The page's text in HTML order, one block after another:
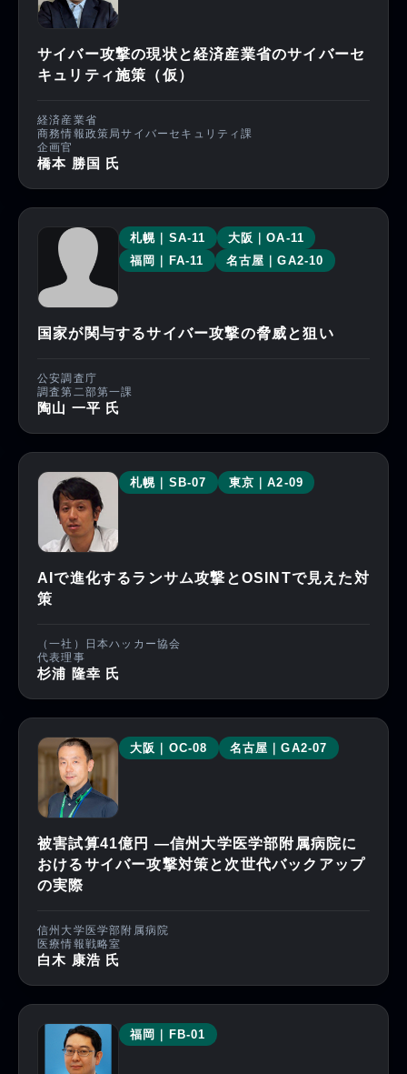
サイバー攻撃の現状と経済産業省のサイバーセ
キュリティ施策（仮）
経済産業省
商務情報政策局サイバーセキュリティ課
企画官
橋本 勝国 氏
札幌｜SA-11
大阪｜OA-11
福岡｜FA-11
名古屋｜GA2-10
国家が関与するサイバー攻撃の脅威と狙い
公安調査庁
調査第二部第一課
陶山 一平 氏
札幌｜SB-07 東京｜A2-09
AIで進化するランサム攻撃とOSINTで見えた対
策
（一社）日本ハッカー協会
代表理事
杉浦 隆幸 氏
大阪｜OC-08 名古屋｜GA2-07
被害試算41億円 ―信州大学医学部附属病院に
おけるサイバー攻撃対策と次世代バックアップ
の実際
信州大学医学部附属病院
医療情報戦略室
白木 康浩 氏
福岡｜FB-01